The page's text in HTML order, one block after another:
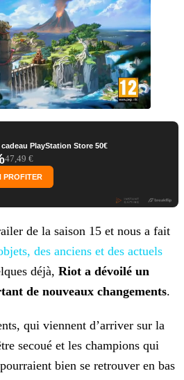
cadeau PlayStation Store 50€
47,49 €
PROFITER
de la saison 15 et nous a fait
des anciens et des actuels
déjà, Riot a dévoilé un
de nouveaux changements.
qui viennent d’arriver sur la
secoué et les champions qui
bien se retrouver en bas